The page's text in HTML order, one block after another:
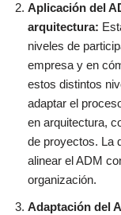
Aplicación del
arquitectura:
niveles de
empresa y en
estos distintos
adaptar el
en arquitectura,
de proyectos. La
alinear el ADM
organización.
Adaptación del